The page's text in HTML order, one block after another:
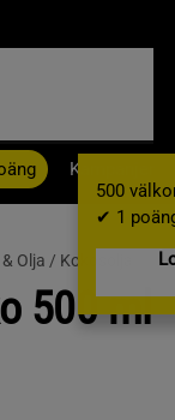
500
✔ 1
Kampanjer
Olja / Kokosolja
500 ml